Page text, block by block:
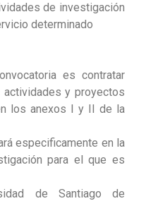
de investigación
determinado
es contratar
actividades y proyectos
los anexos I y II de la
especificamente en la
para el que es
de Santiago de